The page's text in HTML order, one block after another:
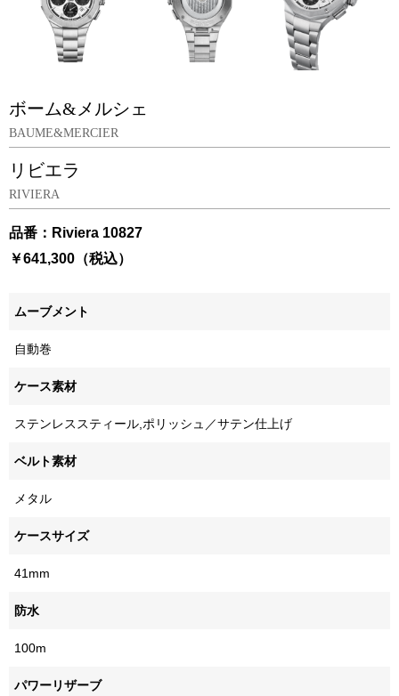
ボーム&メルシェ
BAUME&MERCIER
リビエラ
RIVIERA
品番：Riviera 10827
￥641,300（税込）
ムーブメント
自動巻
ケース素材
ステンレススティール,ポリッシュ／サテン仕上げ
ベルト素材
メタル
ケースサイズ
41mm
防水
100m
パワーリザーブ